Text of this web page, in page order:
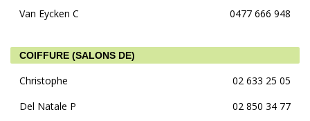
Van Eycken C 0477 666 948
COIFFURE (SALONS DE)
Christophe
02 633 25 05
Del Natale P
02 850 34 77